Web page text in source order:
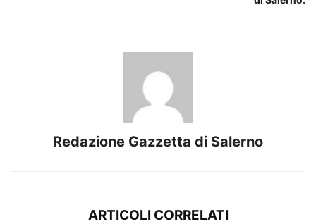
Redazione Gazzetta di Salerno
ARTICOLI CORRELATI